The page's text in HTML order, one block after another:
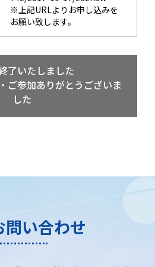
※上記URLよりお申し込みを
お願い致します。
了いたしました
ご参加ありがとうございま
した
問い合わせ